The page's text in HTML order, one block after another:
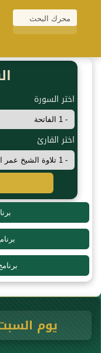
اختر السورة
اختر القارئ
يوم السبت 25 صفر 1448